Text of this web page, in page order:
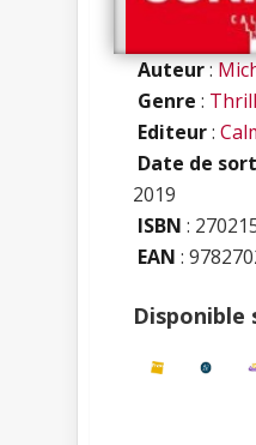
Auteur:
Genre :
Editeur:
Date de
2019
ISBN :
EAN :
Disponible